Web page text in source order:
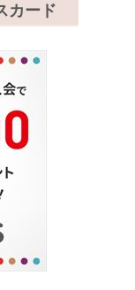
カード